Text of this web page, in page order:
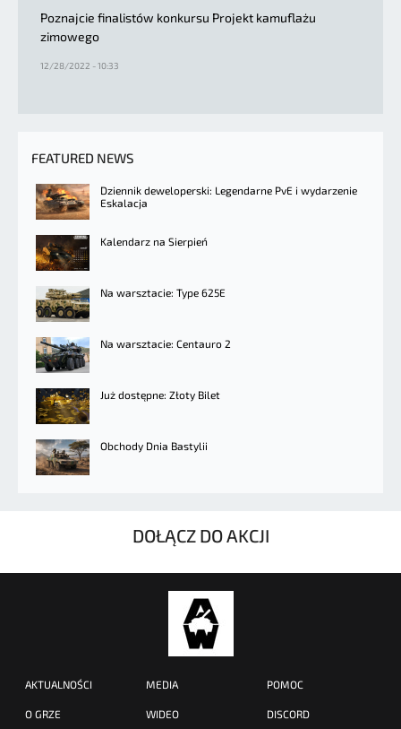
Poznajcie finalistów konkursu Projekt kamuflażu
zimowego
12/28/2022 - 10:33
FEATURED NEWS
Dziennik deweloperski: Legendarne PvE i wydarzenie
Eskalacja
Kalendarz na Sierpień
Na warsztacie: Type 625E
Na warsztacie: Centauro 2
Już dostępne: Złoty Bilet
Obchody Dnia Bastylii
DOŁĄCZ DO AKCJI
AKTUALNOŚCI
O GRZE
MEDIA
WIDEO
POMOC
DISCORD